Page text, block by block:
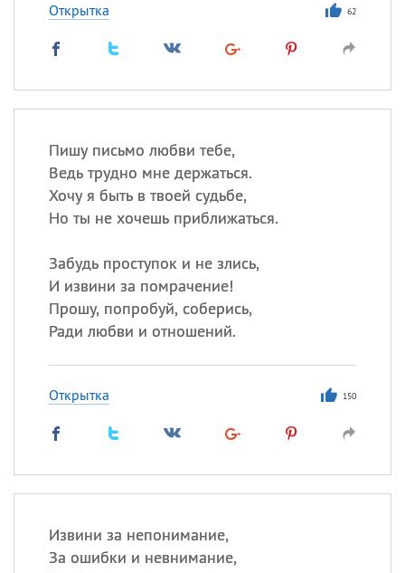
Открытка 62
Пишу письмо любви тебе,
Ведь трудно мне держаться.
Хочу я быть в твоей судьбе,
Но ты не хочешь приближаться.
Забудь проступок и не злись,
И извини за помрачение!
Прошу, попробуй, соберись,
Ради любви и отношений.
Открытка 150
Извини за непонимание,
За ошибки и невнимание,